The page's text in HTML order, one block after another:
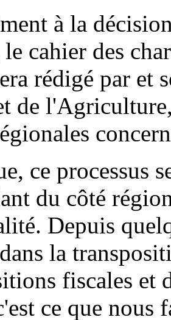
à la
cahier des
rédigé par et
de
ce processus
du côté
Depuis
la
fiscales et
ce que nous